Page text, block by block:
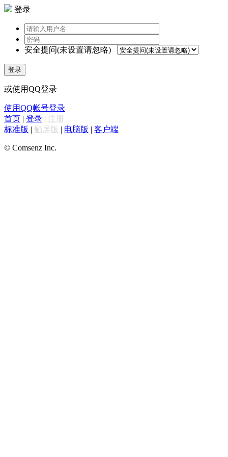
登录
安全提问(未设置请忽略)
登录
或使用QQ登录
使用QQ帐号登录
首页 | 登录 | 注册
标准版 | 触屏版 | 电脑版 | 客户端
© Comsenz Inc.